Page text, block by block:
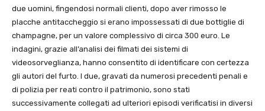
due uomini, fingendosi normali clienti, dopo aver rimosso le
placche antitaccheggio si erano impossessati di due bottiglie di
champagne, per un valore complessivo di circa 300 euro. Le
indagini, grazie all’analisi dei filmati dei sistemi di
videosorveglianza, hanno consentito di identificare con certezza
gli autori del furto. I due, gravati da numerosi precedenti penali e
di polizia per reati contro il patrimonio, sono stati
successivamente collegati ad ulteriori episodi verificatisi in diversi